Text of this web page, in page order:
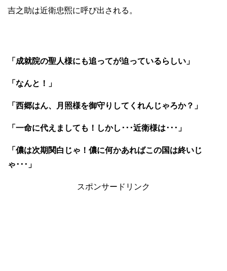
吉之助は近衛忠煕に呼び出される。
「成就院の聖人様にも追ってが迫っているらしい」
「なんと！」
「西郷はん、月照様を御守りしてくれんじゃろか？」
「一命に代えましても！しかし･･･近衛様は･･･」
「儂は次期関白じゃ！儂に何かあればこの国は終いじ
ゃ･･･」
スポンサードリンク